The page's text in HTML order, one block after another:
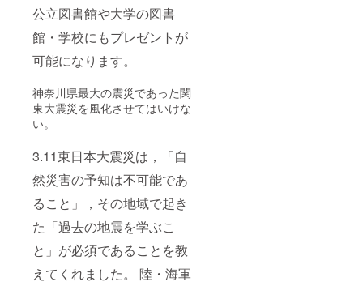
公立図書館や大学の図書
館・学校にもプレゼントが
可能になります。
神奈川県最大の震災であった関
東大震災を風化させてはいけな
い。
3.11東日本大震災は，「自
然災害の予知は不可能であ
ること」，その地域で起き
た「過去の地震を学ぶこ
と」が必須であることを教
えてくれました。 陸・海軍